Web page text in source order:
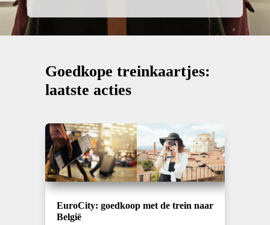
Goedkope treinkaartjes:
laatste acties
EuroCity: goedkoop met de trein naar
België